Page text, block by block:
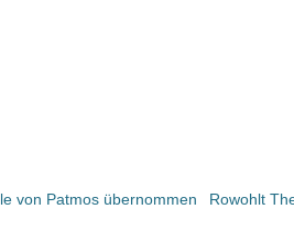
von Patmos übernommen